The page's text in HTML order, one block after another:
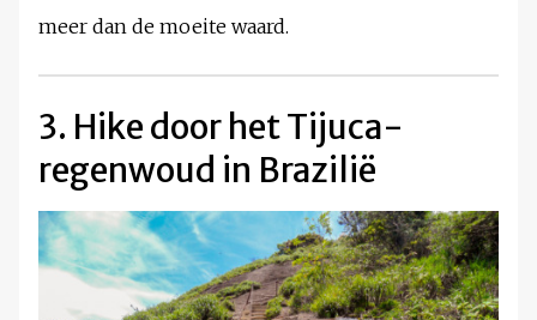
meer dan de moeite waard.
3. Hike door het Tijuca-
regenwoud in Brazilië